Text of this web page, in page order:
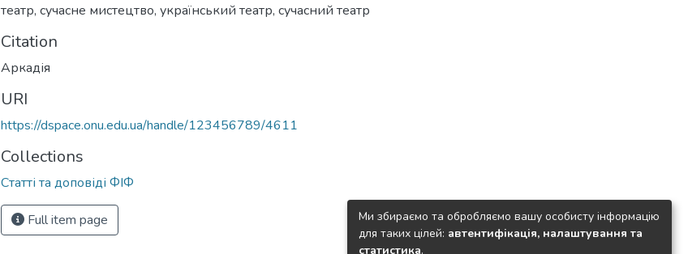
театр, сучасне мистецтво, український театр, сучасний театр
Citation
Аркадія
URI
https://dspace.onu.edu.ua/handle/123456789/4611
Collections
Статті та доповіді ФІФ
Full item page
Ми збираємо та обробляємо вашу особисту інформацію
для таких цілей: автентифікація, налаштування та
статистика.